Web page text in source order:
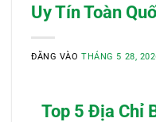
Uy Tín Toàn
ĐĂNG VÀOTHÁNG 5 28,
Top 5 Địa Chỉ